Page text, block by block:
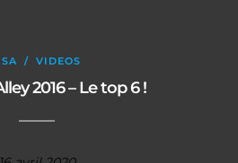
/ VIDEOS
2016 – Le top 6 !